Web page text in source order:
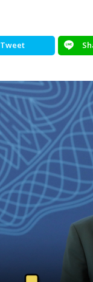
Tweet